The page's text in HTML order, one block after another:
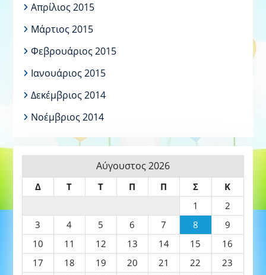
Απρίλιος 2015
Μάρτιος 2015
Φεβρουάριος 2015
Ιανουάριος 2015
Δεκέμβριος 2014
Νοέμβριος 2014
Αύγουστος 2026
Δ Τ Τ Π Π Σ
Κ
1
2
3
4 5 6 7 8
9
10
11 12 13 14 15
16
17
18 19 20 21 22
23